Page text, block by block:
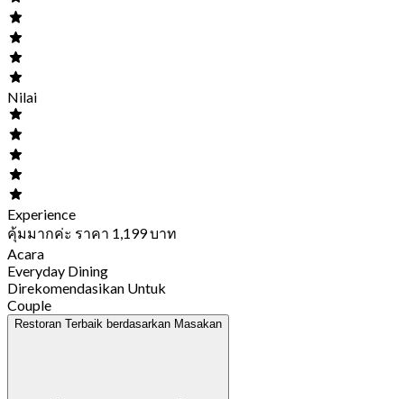
Nilai
Experience
คุ้มมากค่ะ ราคา 1,199 บาท
Acara
Everyday Dining
Direkomendasikan Untuk
Couple
Restoran Terbaik berdasarkan Masakan